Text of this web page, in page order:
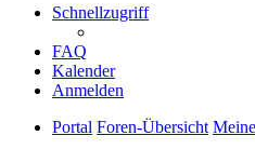
Schnellzugriff
FAQ
Kalender
Anmelden
Portal Foren-Übersicht